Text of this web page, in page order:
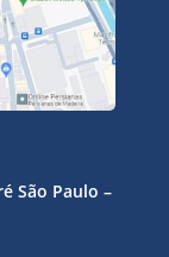
São Paulo –